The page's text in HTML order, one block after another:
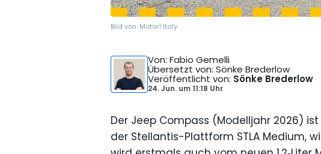
Bild von: Motor1 Italy
Von: Fabio Gemelli
Übersetzt von: Sönke Brederlow
Veröffentlicht von: Sönke Brederlow
24. Jun. um11:18 Uhr
Der Jeep Compass (Modelljahr 2026)
der Stellantis-Plattform STLA Medium,